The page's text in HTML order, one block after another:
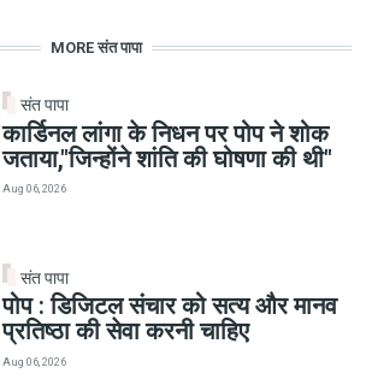
MORE संत पापा
संत पापा
कार्डिनल लांगा के निधन पर पोप ने शोक
जताया,"जिन्होंने शांति की घोषणा की थी"
Aug 06, 2026
संत पापा
पोप : डिजिटल संचार को सत्य और मानव
प्रतिष्ठा की सेवा करनी चाहिए
Aug 06, 2026